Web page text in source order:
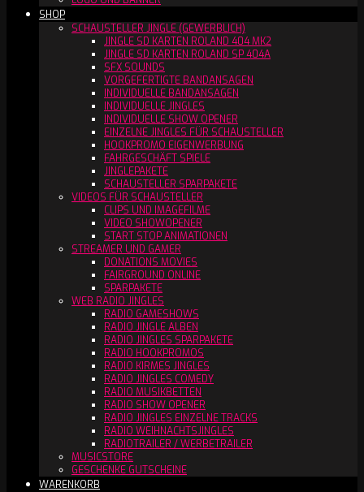
SHOP
SCHAUSTELLER JINGLE (GEWERBLICH)
JINGLE SD KARTEN ROLAND 404 MK2
JINGLE SD KARTEN ROLAND SP 404A
SFX SOUNDS
VORGEFERTIGTE BANDANSAGEN
INDIVIDUELLE BANDANSAGEN
INDIVIDUELLE JINGLES
INDIVIDUELLE SHOW OPENER
EINZELNE JINGLES FÜR SCHAUSTELLER
HOOKPROMO EIGENWERBUNG
FAHRGESCHÄFT SPIELE
JINGLEPAKETE
SCHAUSTELLER SPARPAKETE
VIDEOS FÜR SCHAUSTELLER
CLIPS UND IMAGEFILME
VIDEO SHOWOPENER
START STOP ANIMATIONEN
STREAMER UND GAMER
DONATIONS MOVIES
FAIRGROUND ONLINE
SPARPAKETE
WEB RADIO JINGLES
RADIO GAMESHOWS
RADIO JINGLE ALBEN
RADIO JINGLES SPARPAKETE
RADIO HOOKPROMOS
RADIO KIRMES JINGLES
RADIO JINGLES COMEDY
RADIO MUSIKBETTEN
RADIO SHOW OPENER
RADIO JINGLES EINZELNE TRACKS
RADIO WEIHNACHTSJINGLES
RADIOTRAILER / WERBETRAILER
MUSICSTORE
GESCHENKE GUTSCHEINE
WARENKORB